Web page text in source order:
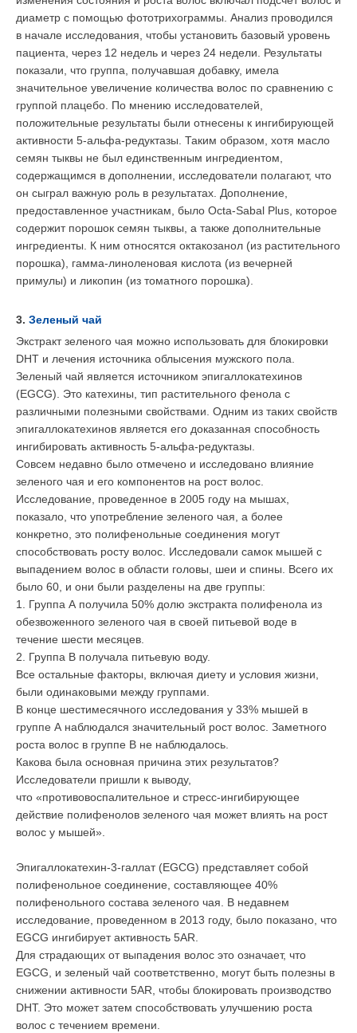
диаметр с помощью фототрихограммы. Анализ проводился
в начале исследования, чтобы установить базовый уровень
пациента, через 12 недель и через 24 недели. Результаты
показали, что группа, получавшая добавку, имела
значительное увеличение количества волос по сравнению с
группой плацебо. По мнению исследователей,
положительные результаты были отнесены к ингибирующей
активности 5-альфа-редуктазы. Таким образом, хотя масло
семян тыквы не был единственным ингредиентом,
содержащимся в дополнении, исследователи полагают, что
он сыграл важную роль в результатах. Дополнение,
предоставленное участникам, было Octa-Sabal Plus, которое
содержит порошок семян тыквы, а также дополнительные
ингредиенты. К ним относятся октакозанол (из растительного
порошка), гамма-линоленовая кислота (из вечерней
примулы) и ликопин (из томатного порошка).
3. Зеленый чай
Экстракт зеленого чая можно использовать для блокировки
DHT и лечения источника облысения мужского пола.
Зеленый чай является источником эпигаллокатехинов
(EGCG). Это катехины, тип растительного фенола с
различными полезными свойствами. Одним из таких свойств
эпигаллокатехинов является его доказанная способность
ингибировать активность 5-альфа-редуктазы.
Совсем недавно было отмечено и исследовано влияние
зеленого чая и его компонентов на рост волос.
Исследование, проведенное в 2005 году на мышах,
показало, что употребление зеленого чая, а более
конкретно, это полифенольные соединения могут
способствовать росту волос. Исследовали самок мышей с
выпадением волос в области головы, шеи и спины. Всего их
было 60, и они были разделены на две группы:
1. Группа A получила 50% долю экстракта полифенола из
обезвоженного зеленого чая в своей питьевой воде в
течение шести месяцев.
2. Группа B получала питьевую воду.
Все остальные факторы, включая диету и условия жизни,
были одинаковыми между группами.
В конце шестимесячного исследования у 33% мышей в
группе A наблюдался значительный рост волос. Заметного
роста волос в группе B не наблюдалось.
Какова была основная причина этих результатов?
Исследователи пришли к выводу,
что «противовоспалительное и стресс-ингибирующее
действие полифенолов зеленого чая может влиять на рост
волос у мышей».
Эпигаллокатехин-3-галлат (EGCG) представляет собой
полифенольное соединение, составляющее 40%
полифенольного состава зеленого чая. В недавнем
исследование, проведенном в 2013 году, было показано, что
EGCG ингибирует активность 5AR.
Для страдающих от выпадения волос это означает, что
EGCG, и зеленый чай соответственно, могут быть полезны в
снижении активности 5AR, чтобы блокировать производство
DHT. Это может затем способствовать улучшению роста
волос с течением времени.